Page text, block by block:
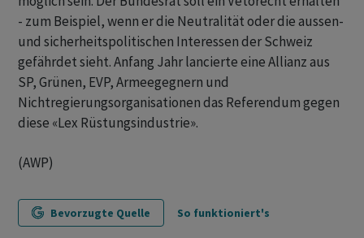
- zum Beispiel, wenn er die Neutralität oder die aussen-
und sicherheitspolitischen Interessen der Schweiz
gefährdet sieht. Anfang Jahr lancierte eine Allianz aus
SP, Grünen, EVP, Armeegegnern und
Nichtregierungsorganisationen das Referendum gegen
diese «Lex Rüstungsindustrie».
(AWP)
Bevorzugte Quelle So funktioniert's